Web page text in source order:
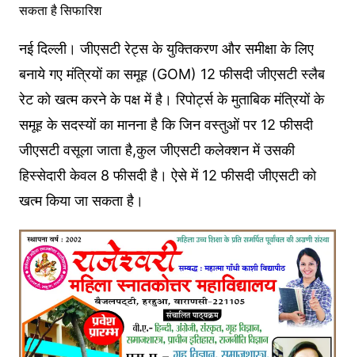
नई दिल्ली। जीएसटी रेट्स के युक्तिकरण और समीक्षा के लिए
बनाये गए मंत्रियों का समूह (GOM) 12 फीसदी जीएसटी स्लैब
रेट को खत्म करने के पक्ष में है। रिपोर्ट्स के मुताबिक मंत्रियों के
समूह के सदस्यों का मानना है कि जिन वस्तुओं पर 12 फीसदी
जीएसटी वसूला जाता है,कुल जीएसटी कलेक्शन में उसकी
हिस्सेदारी केवल 8 फीसदी है। ऐसे में 12 फीसदी जीएसटी को
खत्म किया जा सकता है।